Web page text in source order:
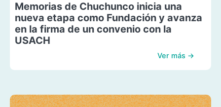
Memorias de Chuchunco inicia una
nueva etapa como Fundación y avanza
en la firma de un convenio con la
USACH
Ver más →